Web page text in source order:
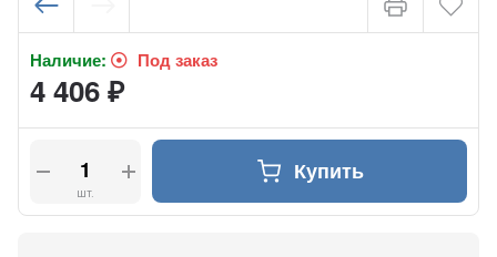
Наличие: Под заказ
4 406₽
шт.
Купить